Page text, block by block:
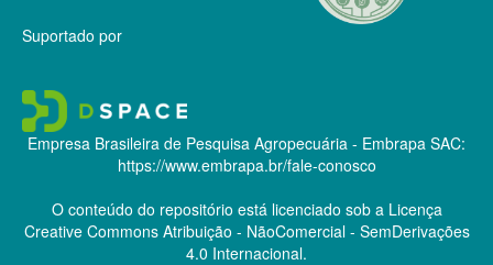
Suportado por
Empresa Brasileira de Pesquisa Agropecuária - Embrapa SAC:
https://www.embrapa.br/fale-conosco
O conteúdo do repositório está licenciado sob a Licença
Creative CommonsAtribuição - NãoComercial - SemDerivações
4.0 Internacional.